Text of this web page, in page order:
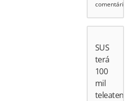
comentário
SUS
terá
100
mil